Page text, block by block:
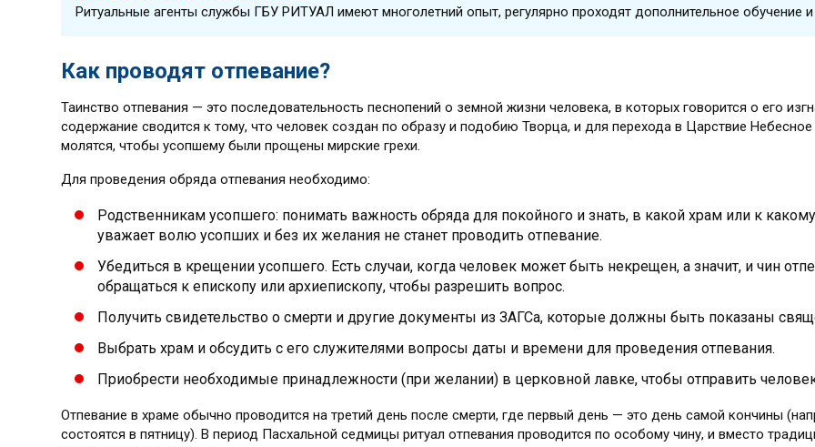
Ритуальные агенты службы ГБУ РИТУАЛ имеют многолетний опыт, регулярно проходят дополнительное обучение
Как проводят отпевание?
Таинство отпевания — это последовательность песнопений о земной жизни человека, в которых говорится о его
содержание сводится к тому, что человек создан по образу и подобию Творца, и для перехода в Царствие
молятся, чтобы усопшему были прощены мирские грехи.
Для проведения обряда отпевания необходимо:
Родственникам усопшего: понимать важность обряда для покойного и знать, в какой храм или к
уважает волю усопших и без их желания не станет проводить отпевание.
Убедиться в крещении усопшего. Есть случаи, когда человек может быть некрещен, а значит, и чин
обращаться к епископу или архиепископу, чтобы разрешить вопрос.
Получить свидетельство о смерти и другие документы из ЗАГСа, которые должны быть показаны
Выбрать храм и обсудить с его служителями вопросы даты и времени для проведения отпевания.
Приобрести необходимые принадлежности (при желании) в церковной лавке, чтобы отправить
Отпевание в храме обычно проводится на третий день после смерти, где первый день — это день самой кончины
состоятся в пятницу). В период Пасхальной седмицы ритуал отпевания проводится по особому чину, и вместо